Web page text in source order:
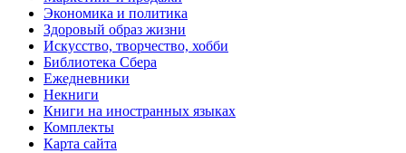
Экономика и политика
Здоровый образ жизни
Искусство, творчество, хобби
Библиотека Сбера
Ежедневники
Некниги
Книги на иностранных языках
Комплекты
Карта сайта